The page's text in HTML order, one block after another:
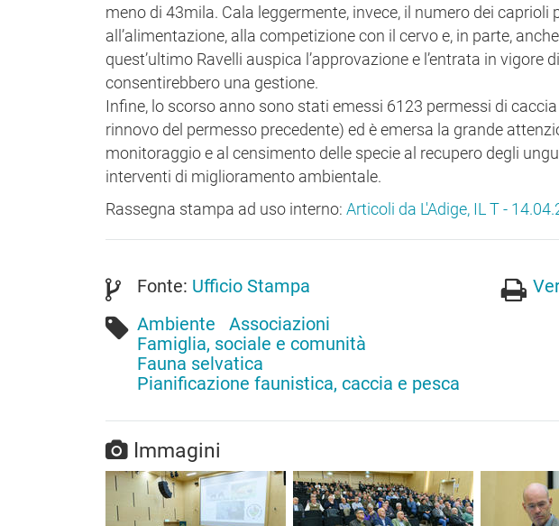
meno di 43mila. Cala leggermente, invece, il numero dei
all’alimentazione, alla competizione con il cervo e, in parte,
quest’ultimo Ravelli auspica l’approvazione e l’entrata in vigore
consentirebbero una gestione.
Infine, lo scorso anno sono stati emessi 6123 permessi di
rinnovo del permesso precedente) ed è emersa la grande
monitoraggio e al censimento delle specie al recupero degli
interventi di miglioramento ambientale.
Rassegna stampa ad uso interno: Articoli da L'Adige, IL T -
Fonte: Ufficio Stampa
Ambiente
Associazioni
Famiglia, sociale e comunità
Fauna selvatica
Pianificazione faunistica, caccia e pesca
Immagini